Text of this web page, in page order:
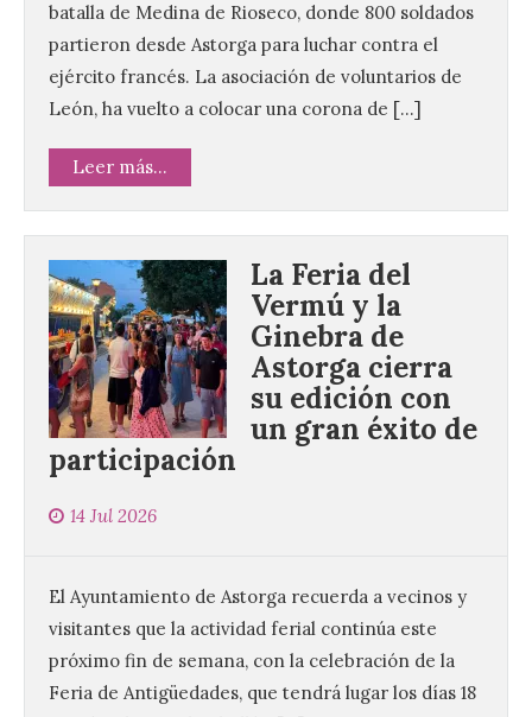
batalla de Medina de Rioseco, donde 800 soldados
partieron desde Astorga para luchar contra el
ejército francés. La asociación de voluntarios de
León, ha vuelto a colocar una corona de […]
Leer más...
La Feria del
Vermú y la
Ginebra de
Astorga cierra
su edición con
un gran éxito de
participación
14 Jul 2026
El Ayuntamiento de Astorga recuerda a vecinos y
visitantes que la actividad ferial continúa este
próximo fin de semana, con la celebración de la
Feria de Antigüedades, que tendrá lugar los días 18